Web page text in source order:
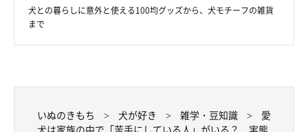
犬との暮らしに意外と使える100均グッズから、犬モチーフの雑貨
まで
いぬのきもち 犬が好き 雑学・豆知識
愛
犬は家族の中で「苦手にしている人」がいる？ 実態